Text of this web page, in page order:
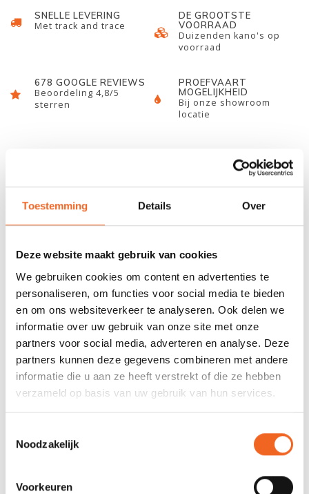
Toestemming Details Over
Deze website maakt gebruik van cookies
We gebruiken cookies om content en advertenties te
personaliseren, om functies voor social media te bieden
en om ons websiteverkeer te analyseren. Ook delen we
informatie over uw gebruik van onze site met onze
partners voor social media, adverteren en analyse. Deze
partners kunnen deze gegevens combineren met andere
informatie die u aan ze heeft verstrekt of die ze hebben
verzameld op basis van uw gebruik van hun services.
Noodzakelijk
Voorkeuren
SNELLE LEVERING
Met track and trace
DE GROOTSTE
VOORRAAD
Duizenden kano's op
voorraad
678 GOOGLE REVIEWS
Beoordeling 4,8/5
sterren
PROEFVAART
MOGELIJKHEID
Bij onze showroom
locatie
Deze wing/wedstrijd peddel is onder andere geschikt is voor
wingpeddel zoeken met een iets kleiner blad. Het blad is van
sterk nylon gemaakt met een carbon steel van Braca. De steel is
360 graden in hoek te verstellen en de lengte in 10 cm.
SPECIFICATIES
Blad: Reinforced Nylon
Carbon
Ja + 360º graden en lengte